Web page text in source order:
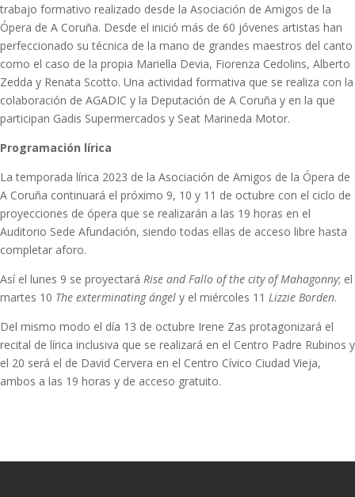
trabajo formativo realizado desde la Asociación de Amigos de la
Ópera de A Coruña. Desde el inició más de 60 jóvenes artistas han
perfeccionado su técnica de la mano de grandes maestros del canto
como el caso de la propia Mariella Devia, Fiorenza Cedolins, Alberto
Zedda y Renata Scotto. Una actividad formativa que se realiza con la
colaboración de AGADIC y la Deputación de A Coruña y en la que
participan Gadis Supermercados y Seat Marineda Motor.
Programación lírica
La temporada lírica 2023 de la Asociación de Amigos de la Ópera de
A Coruña continuará el próximo 9, 10 y 11 de octubre con el ciclo de
proyecciones de ópera que se realizarán a las 19 horas en el
Auditorio Sede Afundación, siendo todas ellas de acceso libre hasta
completar aforo.
Así el lunes 9 se proyectará Rise and Fallo of the city of Mahagonny; el
martes 10 The exterminating ángel y el miércoles 11 Lizzie Borden.
Del mismo modo el día 13 de octubre Irene Zas protagonizará el
recital de lírica inclusiva que se realizará en el Centro Padre Rubinos y
el 20 será el de David Cervera en el Centro Cívico Ciudad Vieja,
ambos a las 19 horas y de acceso gratuito.